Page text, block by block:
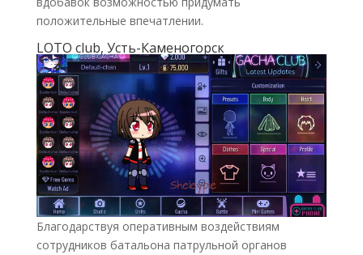
положительные впечатлении.
LOTO club, Усть-Каменогорск
Благодарствуя оперативным воздействиям
сотрудников батальона патрульной органов